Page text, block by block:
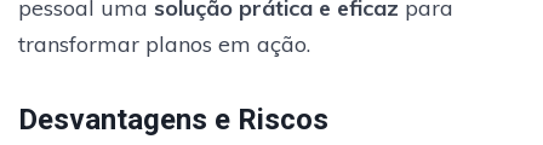
pessoal uma solução prática e eficaz para
transformar planos em ação.
Desvantagens e Riscos